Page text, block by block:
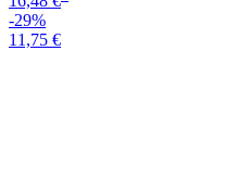
-29%
11,75 €